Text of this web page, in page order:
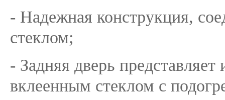
- Надежная конструкция,
стеклом;
- Задняя дверь
вклеенным стеклом с